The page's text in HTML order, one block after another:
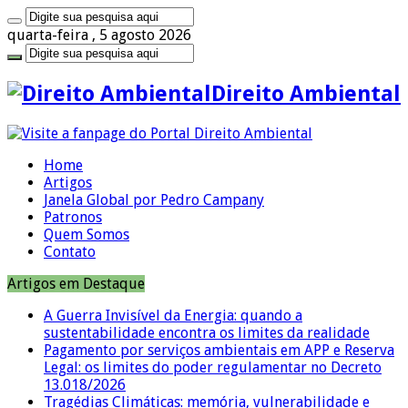
quarta-feira , 5 agosto 2026
Direito Ambiental
Home
Artigos
Janela Global por Pedro Campany
Patronos
Quem Somos
Contato
Artigos em Destaque
A Guerra Invisível da Energia: quando a
sustentabilidade encontra os limites da realidade
Pagamento por serviços ambientais em APP e Reserva
Legal: os limites do poder regulamentar no Decreto
13.018/2026
Tragédias Climáticas: memória, vulnerabilidade e